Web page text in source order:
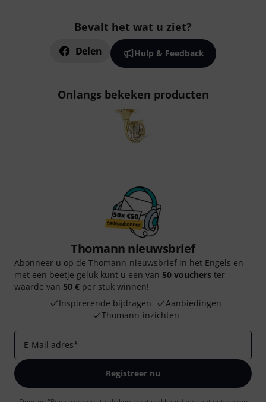
Bevalt het wat u ziet?
Delen Hulp & Feedback
Onlangs bekeken producten
Thomann nieuwsbrief
Abonneer u op de Thomann-nieuwsbrief in het Engels en
met een beetje geluk kunt u een van 50 vouchers ter
waarde van 50 € per stuk winnen!
Inspirerende bijdragen
Aanbiedingen
Thomann-inzichten
E-Mail adres*
Registreer nu